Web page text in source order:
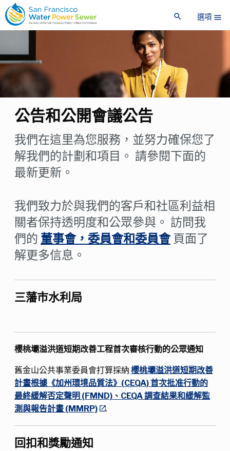
到
主
容
到
主
容
search 選項 menu
公告和公開會議公告
我們在這里為您服務，並努力確保您了
解我們的計劃和項目。 請參閱下面的
最新更新。
我們致力於與我們的客戶和社區利益相
關者保持透明度和公眾參與。 訪問我
們的 董事會，委員會和委員會頁面了
解更多信息。
三藩市水利局
櫻桃壩溢洪道短期改善工程首次審核行動的公眾通知
舊金山公共事業委員會打算採納 櫻桃壩溢洪道短期改善
計畫根據《加州環境品質法》(CEQA) 首次批准行動的
最終緩解否定聲明 (FMND)、CEQA 調查結果和緩解監
測與報告計畫 (MMRP)
.
回扣和獎勵通知